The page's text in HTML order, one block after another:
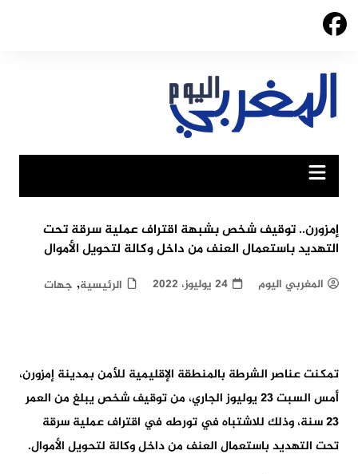
Skip
إمزورن.. توقيف شخص بشبهة اقتراف عملية سرقة تحت
التهديد باستعمال العنف من داخل وكالة لتحويل الأموال
المغربي اليوم 24 يوليوز، 2022 الرئيسية, جهات
تمكنت عناصر الشرطة بالمنطقة الإقليمية للأمن بمدينة إمزورن،
أمس السبت 23 يوليوز الجاري، من توقيف شخص يبلغ من العمر
23 سنة، وذلك للاشتباه في تورطه في اقتراف عملية سرقة
تحت التهديد باستعمال العنف من داخل وكالة لتحويل الأموال.